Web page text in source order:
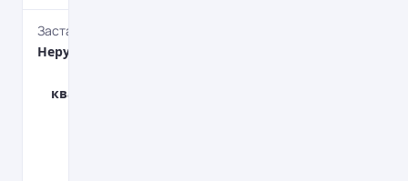
Застава
НерухомістьЖитлова
квартири, будинки